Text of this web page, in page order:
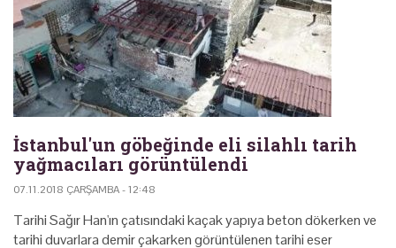
İstanbul'un göbeğinde eli silahlı tarih
yağmacıları görüntülendi
07.11.2018 ÇARŞAMBA - 12:48
Tarihi Sağır Han'ın çatısındaki kaçak yapıya beton dökerken ve
tarihi duvarlara demir çakarken görüntülenen tarihi eser